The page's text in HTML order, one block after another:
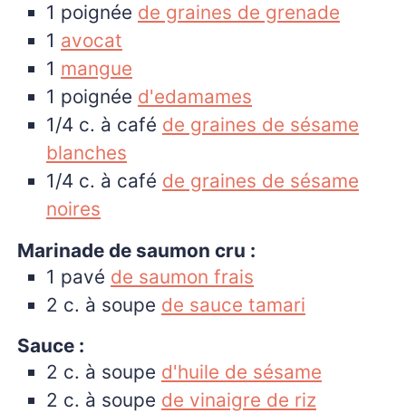
1 poignée de graines de grenade
1 avocat
1 mangue
1 poignée d'edamames
1/4 c. à café de graines de sésame
blanches
1/4 c. à café de graines de sésame
noires
Marinade de saumon cru :
1 pavé de saumon frais
2 c. à soupe de sauce tamari
Sauce :
2 c. à soupe d'huile de sésame
2 c. à soupe de vinaigre de riz